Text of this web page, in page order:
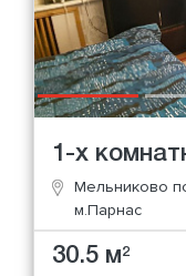
1-х
Мельниково
м.Парнас
30.5 м2